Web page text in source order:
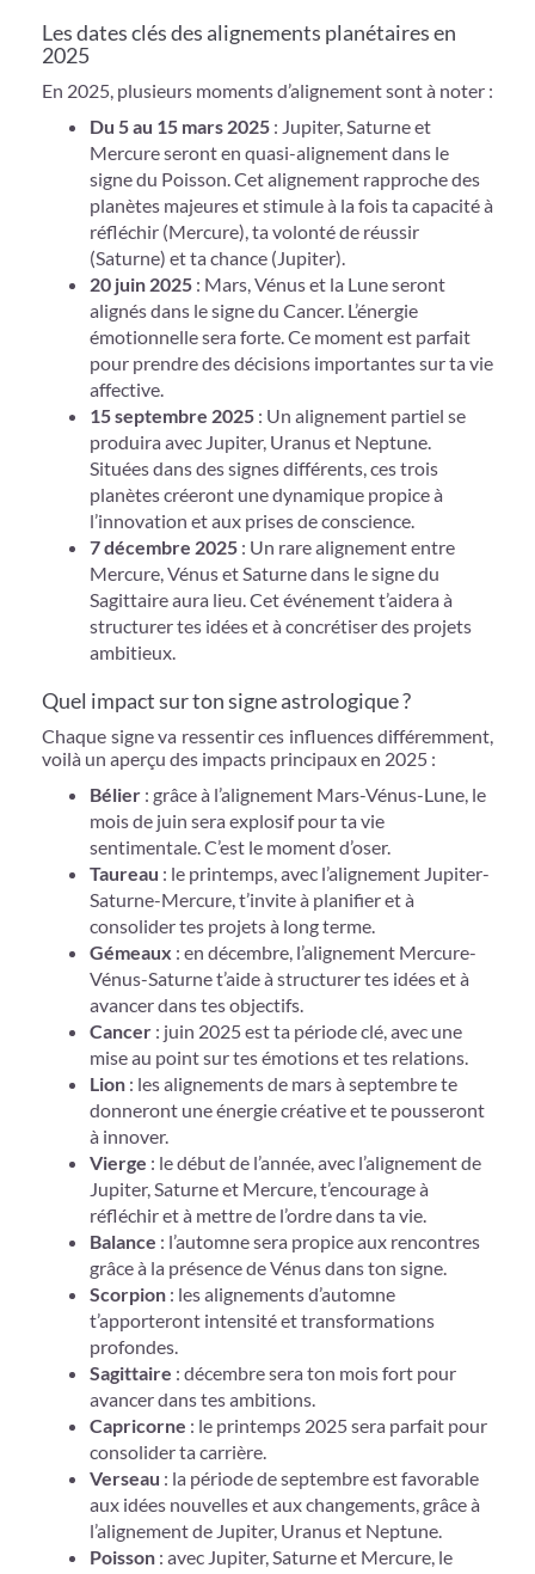
Les dates clés des alignements planétaires en
2025
En 2025, plusieurs moments d’alignement sont à noter :
Du 5 au 15 mars 2025 : Jupiter, Saturne et
Mercure seront en quasi-alignement dans le
signe du Poisson. Cet alignement rapproche des
planètes majeures et stimule à la fois ta capacité à
réfléchir (Mercure), ta volonté de réussir
(Saturne) et ta chance (Jupiter).
20 juin 2025 : Mars, Vénus et la Lune seront
alignés dans le signe du Cancer. L’énergie
émotionnelle sera forte. Ce moment est parfait
pour prendre des décisions importantes sur ta vie
affective.
15 septembre 2025 : Un alignement partiel se
produira avec Jupiter, Uranus et Neptune.
Situées dans des signes différents, ces trois
planètes créeront une dynamique propice à
l’innovation et aux prises de conscience.
7 décembre 2025 : Un rare alignement entre
Mercure, Vénus et Saturne dans le signe du
Sagittaire aura lieu. Cet événement t’aidera à
structurer tes idées et à concrétiser des projets
ambitieux.
Quel impact sur ton signe astrologique ?
Chaque signe va ressentir ces influences différemment,
voilà un aperçu des impacts principaux en 2025 :
Bélier : grâce à l’alignement Mars-Vénus-Lune, le
mois de juin sera explosif pour ta vie
sentimentale. C’est le moment d’oser.
Taureau : le printemps, avec l’alignement Jupiter-
Saturne-Mercure, t’invite à planifier et à
consolider tes projets à long terme.
Gémeaux : en décembre, l’alignement Mercure-
Vénus-Saturne t’aide à structurer tes idées et à
avancer dans tes objectifs.
Cancer : juin 2025 est ta période clé, avec une
mise au point sur tes émotions et tes relations.
Lion : les alignements de mars à septembre te
donneront une énergie créative et te pousseront
à innover.
Vierge : le début de l’année, avec l’alignement de
Jupiter, Saturne et Mercure, t’encourage à
réfléchir et à mettre de l’ordre dans ta vie.
Balance : l’automne sera propice aux rencontres
grâce à la présence de Vénus dans ton signe.
Scorpion : les alignements d’automne
t’apporteront intensité et transformations
profondes.
Sagittaire : décembre sera ton mois fort pour
avancer dans tes ambitions.
Capricorne : le printemps 2025 sera parfait pour
consolider ta carrière.
Verseau : la période de septembre est favorable
aux idées nouvelles et aux changements, grâce à
l’alignement de Jupiter, Uranus et Neptune.
Poisson : avec Jupiter, Saturne et Mercure, le